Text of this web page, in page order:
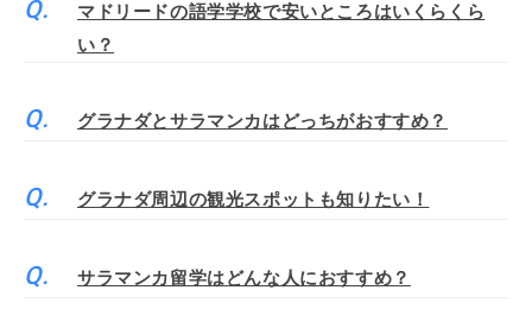
マドリードの語学学校で安いところはいくらくら
い？
グラナダとサラマンカはどっちがおすすめ？
グラナダ周辺の観光スポットも知りたい！
サラマンカ留学はどんな人におすすめ？